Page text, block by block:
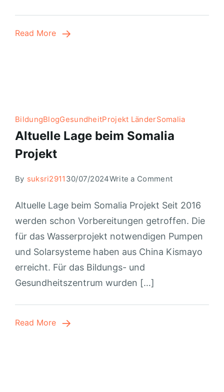
Read More
BildungBlogGesundheitProjekt LänderSomalia
Altuelle Lage beim Somalia
Projekt
By suksri2911 30/07/2024Write a Comment
Altuelle Lage beim Somalia Projekt Seit 2016
werden schon Vorbereitungen getroffen. Die
für das Wasserprojekt notwendigen Pumpen
und Solarsysteme haben aus China Kismayo
erreicht. Für das Bildungs- und
Gesundheitszentrum wurden […]
Read More